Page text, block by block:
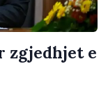
zgjedhjet e